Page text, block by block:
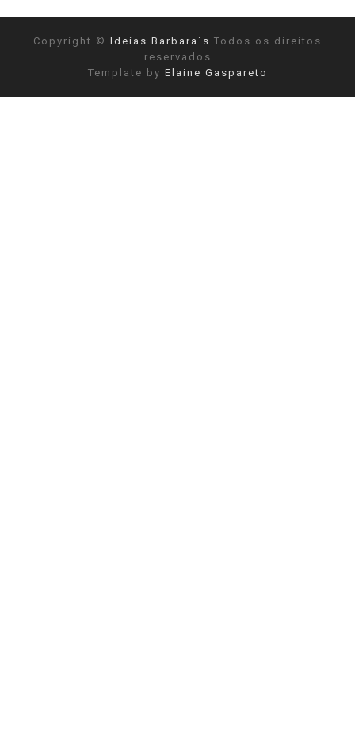
Copyright © Ideias Barbara´s Todos os direitos
reservados
Template by Elaine Gaspareto